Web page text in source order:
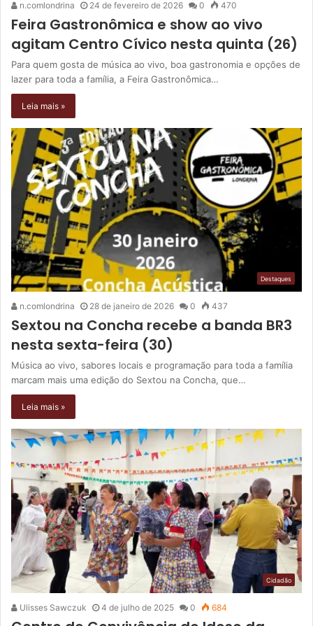
n.comlondrina 24 de fevereiro de 2026 0 470
Feira Gastronômica e show ao vivo
agitam Centro Cívico nesta quinta (26)
Para quem gosta de música ao vivo, boa gastronomia e opções de
lazer para toda a família, a Feira Gastronômica…
Leia mais »
Destaques
n.comlondrina 28 de janeiro de 2026 0 437
Sextou na Concha recebe a banda BR3
nesta sexta-feira (30)
Música ao vivo, sabores locais e programação para toda a família
marcam mais uma edição do Sextou na Concha, que…
Leia mais »
Cidadão
Ulisses Sawczuk 4 de julho de 2025 0 684